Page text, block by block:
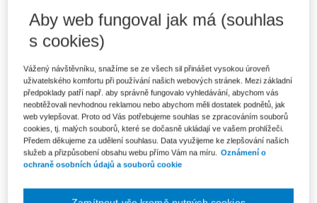
Upozorňujeme, že v období od 1.8. do 21.8. z technických
důvodů nemůžeme vystavovat daňové doklady. Budou vám
zaslány dodatečně e-mailem.
Vložit do košíku
Ceny jsou včetně DPH
Typ akce Webinář
Typ produktu Školení
Aby web fungoval jak má (souhlas
s cookies)
Vážený návštěvníku, snažíme se ze všech sil přinášet vysokou úroveň
uživatelského komfortu při používání našich webových stránek. Mezi základní
předpoklady patří např. aby správně fungovalo vyhledávání, abychom vás
neobtěžovali nevhodnou reklamou nebo abychom měli dostatek podnětů, jak
web vylepšovat. Proto od Vás potřebujeme souhlas se zpracováním souborů
cookies, tj. malých souborů, které se dočasně ukládají ve vašem prohlížeči.
Předem děkujeme za udělení souhlasu. Data využijeme ke zlepšování našich
služeb a přizpůsobení obsahu webu přímo Vám na míru.
Oznámení o
ochraně osobních údajů a souborů cookie